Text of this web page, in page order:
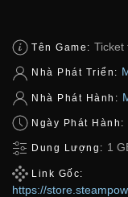
Tên Game: Ticket
Nhà Phát Triển:
Nhà Phát Hành:
Ngày Phát Hành:
Dung Lượng: 1
Link Gốc:
https://